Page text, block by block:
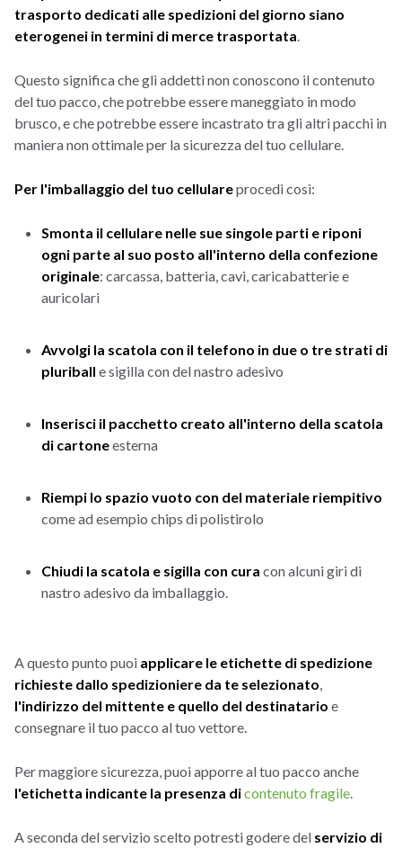
trasporto dedicati alle spedizioni del giorno siano
eterogenei in termini di merce trasportata
Questo significa che gli addetti non conoscono il contenuto
del tuo pacco, che potrebbe essere maneggiato in modo
brusco, e che potrebbe essere incastrato tra gli altri pacchi in
maniera non ottimale per la sicurezza del tuo cellulare.
Per l'imballaggio del tuo cellulareprocedi così:
Smonta il cellulare nelle sue singole parti e riponi
ogni parte al suo posto all'interno della confezione
originale: carcassa, batteria, cavi, caricabatterie e
auricolari
Avvolgi la scatola con il telefono in due o tre strati di
pluriball e sigilla con del nastro adesivo
Inserisci il pacchetto creato all'interno della scatola
di cartoneesterna
Riempi lo spazio vuoto con del materiale riempitivo
come ad esempio chips di polistirolo
Chiudi la scatola e sigilla con cura con alcuni giri di
nastro adesivo da imballaggio.
A questo punto puoi applicare le etichette di spedizione
richieste dallo spedizioniere da te selezionato
l'indirizzo del mittente e quello del destinatario e
consegnare il tuo pacco al tuo vettore.
Per maggiore sicurezza, puoi apporre al tuo pacco anche
l'etichetta indicante la presenza dicontenuto fragile
A seconda del servizio scelto potresti godere del servizio di